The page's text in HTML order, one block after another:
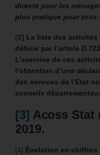
directe pour les
plus pratique pour tous
[2] La liste des activités
définie par l’article
L’exercice de ces
l’obtention d’une
des services de l’Etat
conseils
[3] Acoss Stat
2019.
[4] Évolution en chiffres